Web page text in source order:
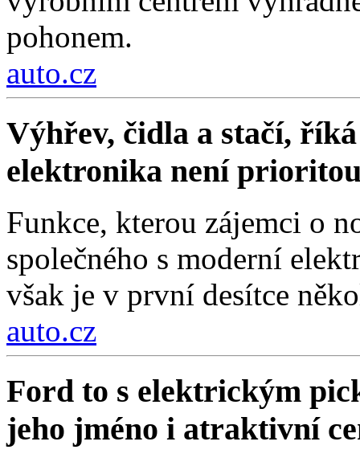
pohonem.
auto.cz
Výhřev, čidla a stačí,
elektronika není
Funkce, kterou zájemci o
společného s moderní
však je v první desítce
auto.cz
Ford to s elektrickým
jeho jméno i atraktivní